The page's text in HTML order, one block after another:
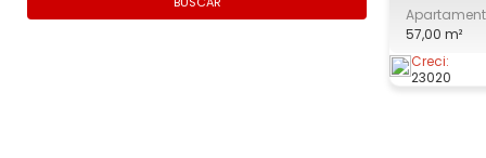
VENDE: O
localizado
estação
acesso à
57,00 m²
Creci:
23020